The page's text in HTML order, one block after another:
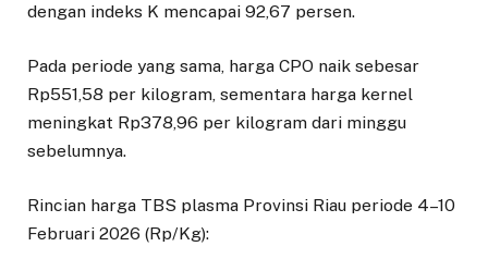
dengan indeks K mencapai 92,67 persen.
Pada periode yang sama, harga CPO naik sebesar
Rp551,58 per kilogram, sementara harga kernel
meningkat Rp378,96 per kilogram dari minggu
sebelumnya.
Rincian harga TBS plasma Provinsi Riau periode 4–10
Februari 2026 (Rp/Kg):